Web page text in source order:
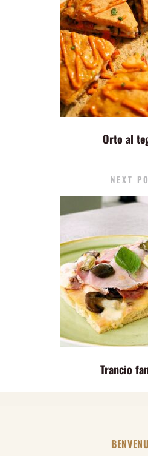
Orto al
NEXT
Trancio